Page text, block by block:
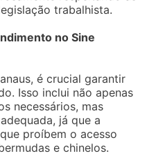
trabalhista.
no Sine
é crucial garantir
Isso inclui não apenas
necessários, mas
já que a
proíbem o acesso
e chinelos.